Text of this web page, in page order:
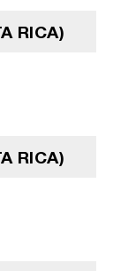
RICA)
RICA)